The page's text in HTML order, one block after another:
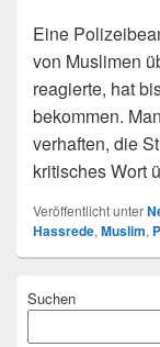
Eine
von Muslimen
reagierte, hat
bekommen.
verhaften, die
kritisches Wort
Veröffentlicht unter
Hassrede, Muslim,
Seitenleisten-
Suchen